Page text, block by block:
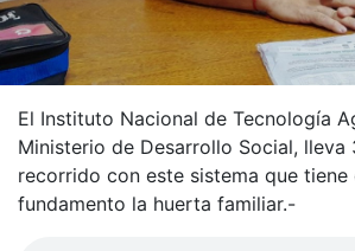
El Instituto Nacional de Tecnología
Ministerio de Desarrollo Social, lleva
recorrido con este sistema que tiene
fundamento la huerta familiar.-